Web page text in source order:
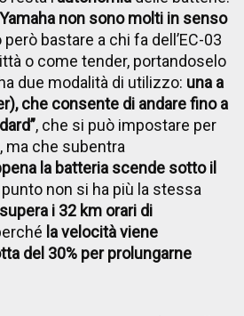
non sono molti in senso
bastare a chi fa dell’EC-03
o come tender, portandoselo
due modalità di utilizzo: una a
che consente di andare fino a
, che si può impostare per
ma che subentra
la batteria scende sotto il
punto non si ha più la stessa
i 32 km orari di
la velocità viene
del 30% per prolungarne